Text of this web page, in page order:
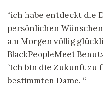
“ich habe entdeckt die
persönlichen
am Morgen völlig
BlackPeopleMeet
“ich bin die Zukunft zu
bestimmten Dame. “